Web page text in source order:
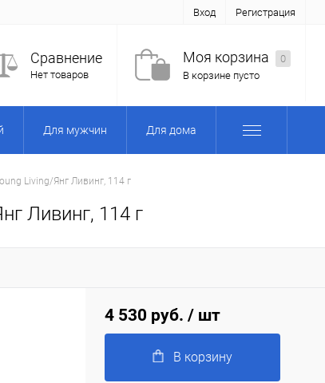
Вход Регистрация
Сравнение
Нет товаров
Моя корзина
0
В корзине пусто
Для мужчин Для дома
Living/Янг Ливинг, 114 г
Ливинг, 114 г
4 530 руб. / шт
В корзину